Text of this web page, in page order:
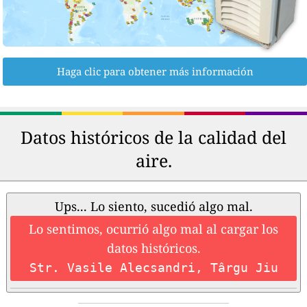
Haga clic para obtener más información
Datos históricos de la calidad del
aire.
Ups... Lo siento, sucedió algo mal.
Lo sentimos, ocurrió algo mal al cargar los
datos históricos.
Str. Vasile Alecsandri, Târgu Jiu